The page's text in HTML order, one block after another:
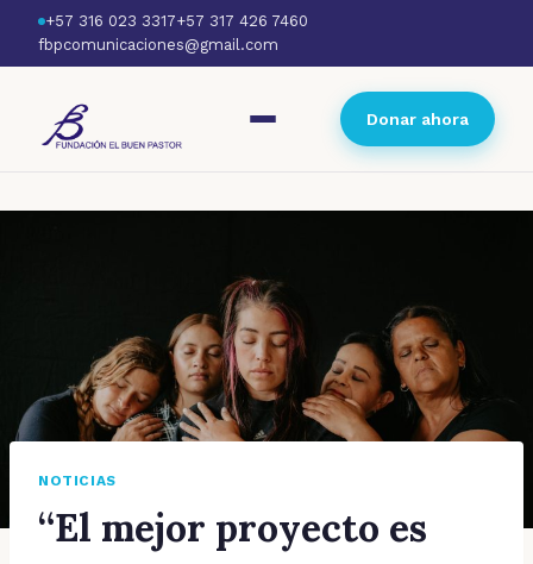
+57 316 023 3317+57 317 426 7460
fbpcomunicaciones@gmail.com
Donar ahora
NOTICIAS
“El mejor proyecto es